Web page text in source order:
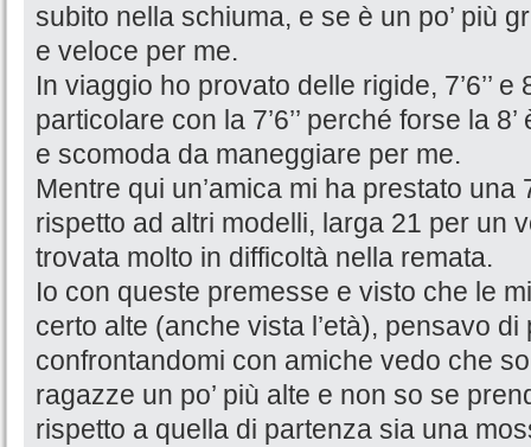
subito nella schiuma, e se è un po’ più
e veloce per me.
In viaggio ho provato delle rigide, 7’6’’
particolare con la 7’6’’ perché forse la
e scomoda da maneggiare per me.
Mentre qui un’amica mi ha prestato una
rispetto ad altri modelli, larga 21 per un
trovata molto in difficoltà nella remata.
Io con queste premesse e visto che le
certo alte (anche vista l’età), pensavo di
confrontandomi con amiche vedo che
ragazze un po’ più alte e non so se
rispetto a quella di partenza sia una